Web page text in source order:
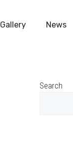
Gallery News
Search